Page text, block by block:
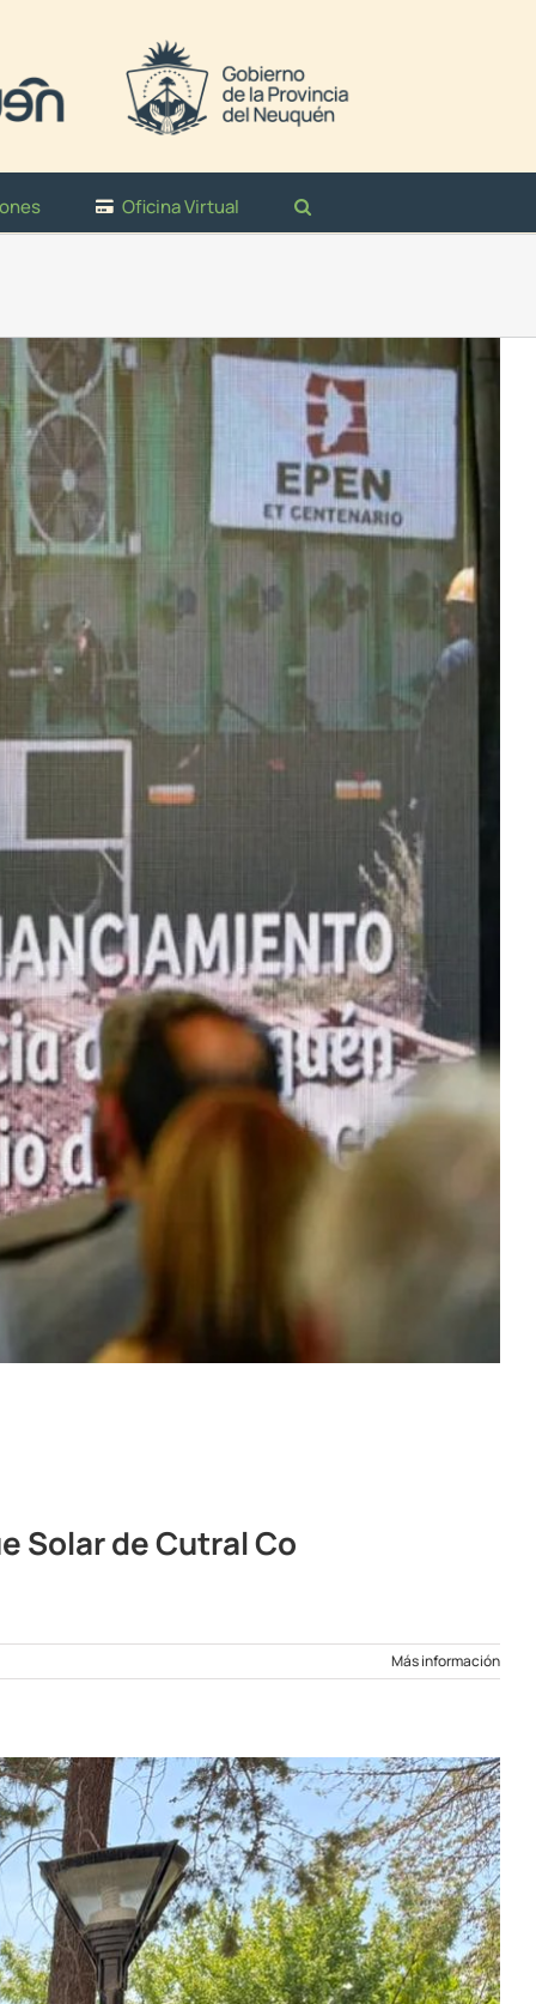
Oficina Virtual
Solar de Cutral Co
Más información